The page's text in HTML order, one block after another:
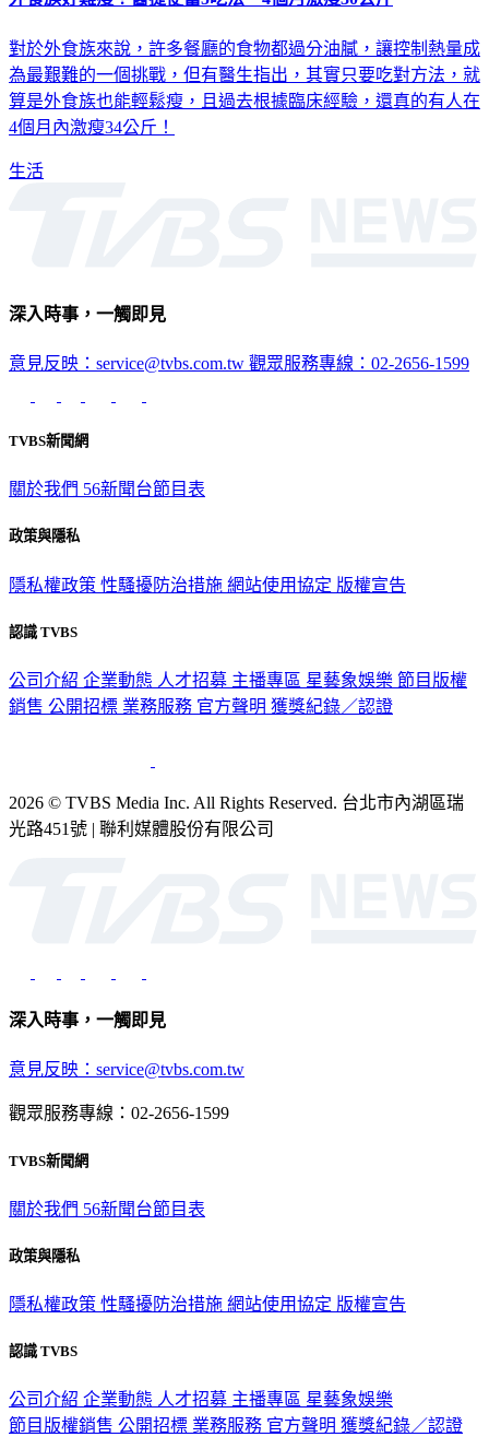
對於外食族來說，許多餐廳的食物都過分油膩，讓控制熱量成
為最艱難的一個挑戰，但有醫生指出，其實只要吃對方法，就
算是外食族也能輕鬆瘦，且過去根據臨床經驗，還真的有人在
4個月內激瘦34公斤！
生活
深入時事，一觸即見
意見反映：service@tvbs.com.tw 觀眾服務專線：02-2656-1599
TVBS新聞網
關於我們 56新聞台節目表
政策與隱私
隱私權政策 性騷擾防治措施 網站使用協定 版權宣告
認識 TVBS
公司介紹 企業動態 人才招募 主播專區 星藝象娛樂 節目版權
銷售 公開招標 業務服務 官方聲明 獲獎紀錄／認證
2026 © TVBS Media Inc. All Rights Reserved. 台北市內湖區瑞
光路451號 | 聯利媒體股份有限公司
深入時事，一觸即見
意見反映：service@tvbs.com.tw
觀眾服務專線：02-2656-1599
TVBS新聞網
關於我們 56新聞台節目表
政策與隱私
隱私權政策 性騷擾防治措施 網站使用協定 版權宣告
認識 TVBS
公司介紹 企業動態 人才招募 主播專區 星藝象娛樂
節目版權銷售 公開招標 業務服務 官方聲明 獲獎紀錄／認證